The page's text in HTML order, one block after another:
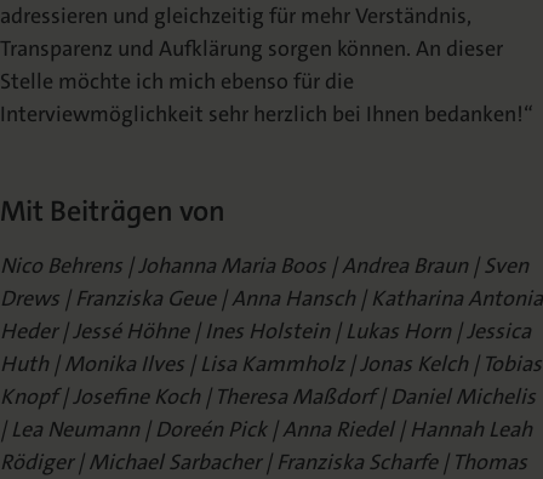
adressieren und gleichzeitig für mehr Verständnis,
Transparenz und Aufklärung sorgen können. An dieser
Stelle möchte ich mich ebenso für die
Interviewmöglichkeit sehr herzlich bei Ihnen bedanken!“
Mit Beiträgen von
Nico Behrens | Johanna Maria Boos | Andrea Braun | Sven
Drews | Franziska Geue | Anna Hansch | Katharina Antonia
Heder | Jessé Höhne | Ines Holstein | Lukas Horn | Jessica
Huth | Monika Ilves | Lisa Kammholz | Jonas Kelch | Tobias
Knopf | Josefine Koch | Theresa Maßdorf | Daniel Michelis
| Lea Neumann | Doreén Pick | Anna Riedel | Hannah Leah
Rödiger | Michael Sarbacher | Franziska Scharfe | Thomas